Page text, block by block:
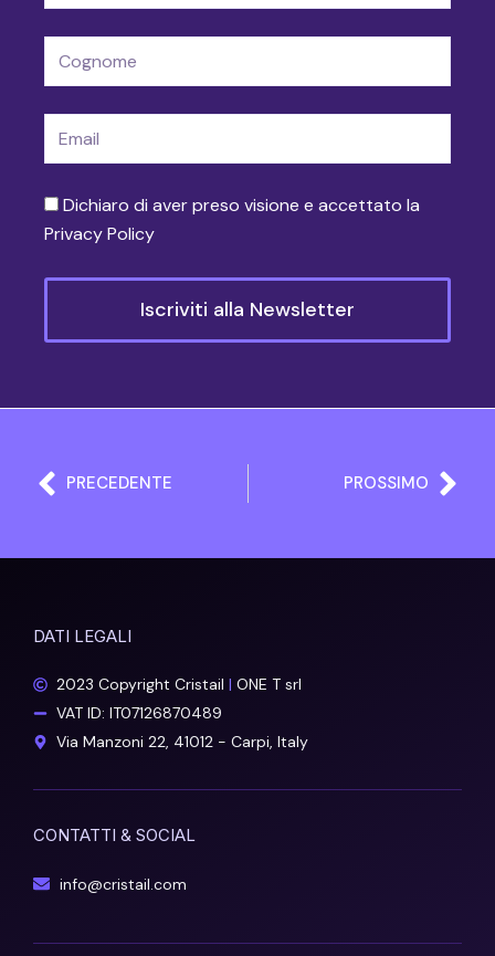
mail
accettazione
Dichiaro di aver preso visione e accettato la
Privacy Policy
Iscriviti alla Newsletter
Precedente
PRECEDENTE PROSSIMO
DATI LEGALI
2023 Copyright Cristail| ONE T srl
VAT ID: IT07126870489
Via Manzoni 22, 41012 - Carpi, Italy
CONTATTI & SOCIAL
info@cristail.com